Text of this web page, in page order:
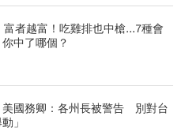
者越富！吃雞排也中槍...7種會
中了哪個？
美國務卿：各州長被警告 別對台
」